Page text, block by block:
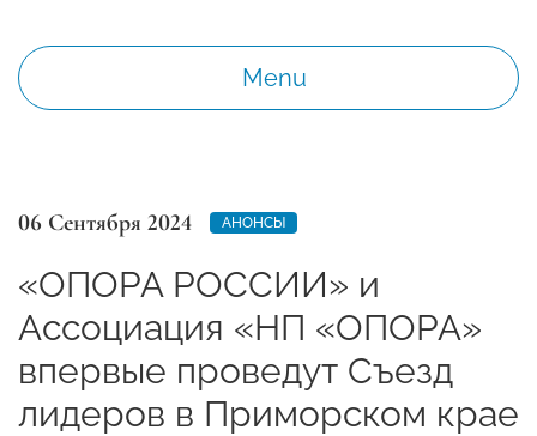
Menu
06 Сентября 2024 АНОНСЫ
«ОПОРА РОССИИ» и
Ассоциация «НП «ОПОРА»
впервые проведут Съезд
лидеров в Приморском крае